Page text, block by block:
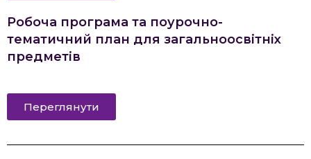
Робоча програма та поурочно-
тематичний план для загальноосвітніх
предметів
Переглянути